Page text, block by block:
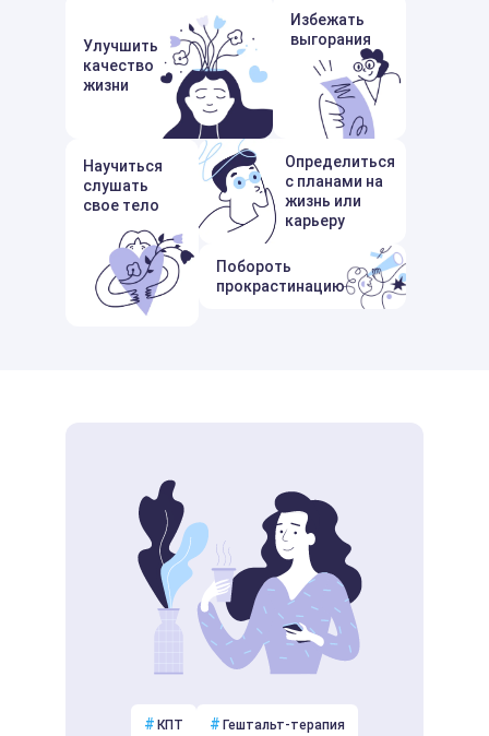
Улучшить
качество
жизни
Избежать
выгорания
Научиться
слушать
свое тело
Определиться
с планами на
жизнь или
карьеру
Побороть
прокрастинацию
# КПТ # Гештальт-терапия